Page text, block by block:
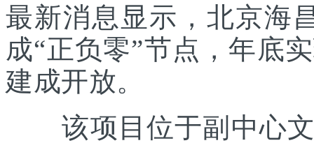
最新消息显示，北京海
成“正负零”节点，年底
建成开放。
该项目位于副中心文